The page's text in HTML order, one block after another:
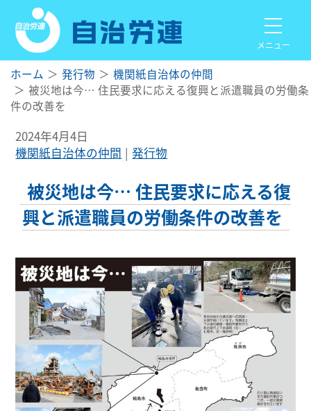
メニュー
ホーム 発行物
機関紙自治体の仲間
被災地は今… 住民要求に応える復興と派遣職員の労働条
件の改善を
2024年4月4日
機関紙自治体の仲間
発行物
被災地は今… 住民要求に応える復
興と派遣職員の労働条件の改善を